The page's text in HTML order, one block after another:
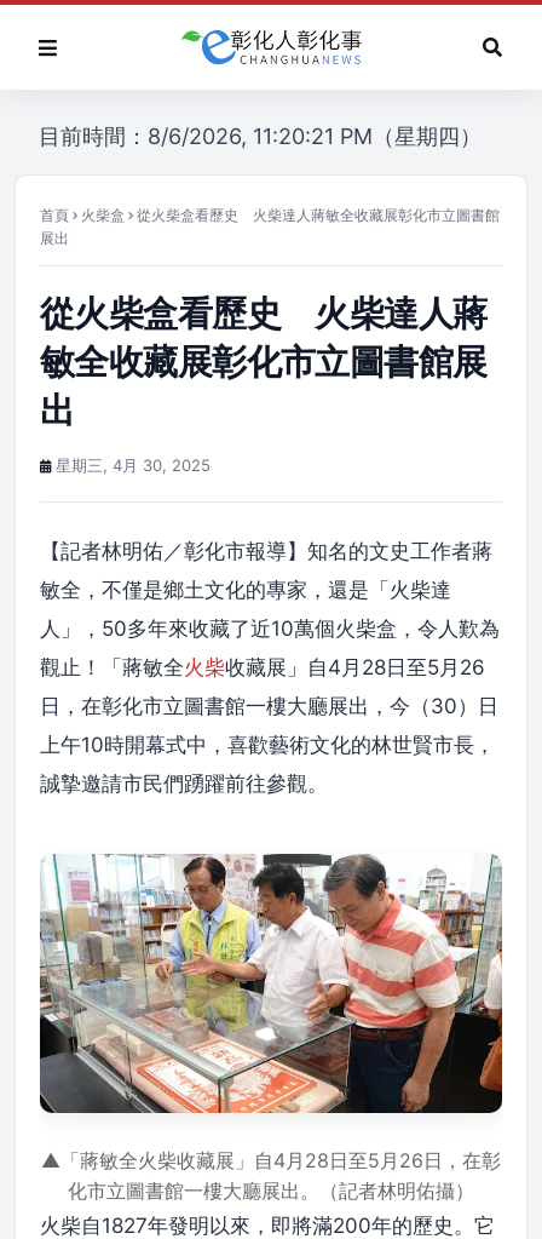
目前時間：8/6/2026, 11:20:21 PM（星期四）
首頁 火柴盒
從火柴盒看歷史 火柴達人蔣敏全收藏展彰化市立圖書館
展出
從火柴盒看歷史 火柴達人蔣
敏全收藏展彰化市立圖書館展
出
星期三, 4月 30, 2025
【記者林明佑／彰化市報導】知名的文史工作者蔣
敏全，不僅是鄉土文化的專家，還是「火柴達
人」，50多年來收藏了近10萬個火柴盒，令人歎為
觀止！「蔣敏全火柴收藏展」自4月28日至5月26
日，在彰化市立圖書館一樓大廳展出，今（30）日
上午10時開幕式中，喜歡藝術文化的林世賢市長，
誠摯邀請市民們踴躍前往參觀。
▲「蔣敏全火柴收藏展」自4月28日至5月26日，在彰
化市立圖書館一樓大廳展出。（記者林明佑攝）
火柴自1827年發明以來，即將滿200年的歷史。它